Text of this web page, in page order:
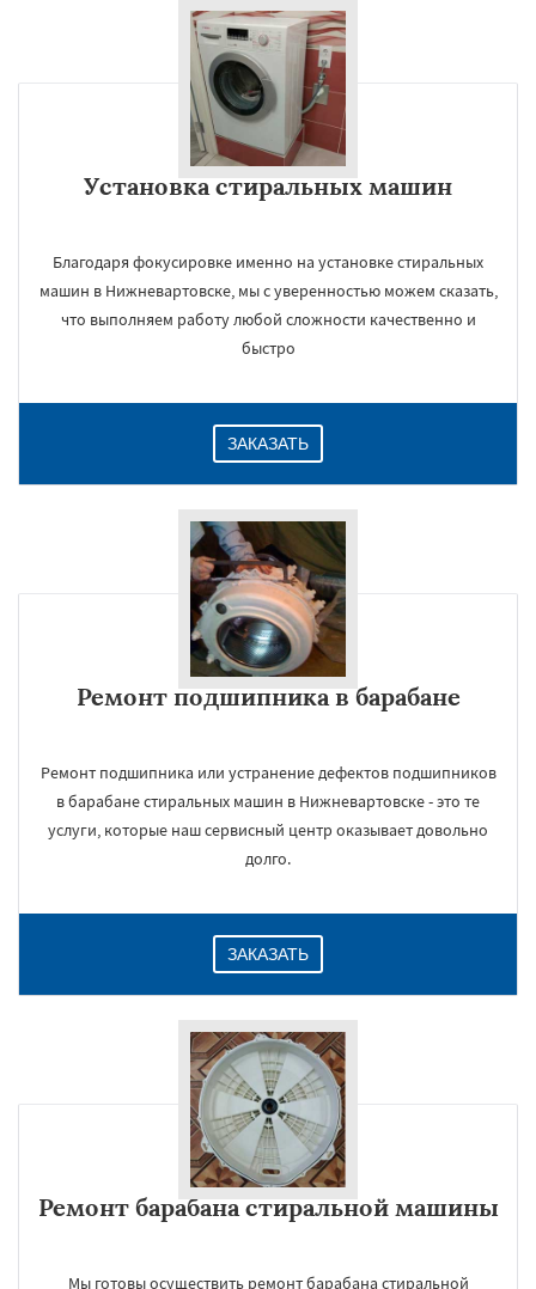
Установка стиральных машин
Благодаря фокусировке именно на установке стиральных
машин в Нижневартовске, мы с уверенностью можем сказать,
что выполняем работу любой сложности качественно и
быстро
ЗАКАЗАТЬ
Ремонт подшипника в барабане
Ремонт подшипника или устранение дефектов подшипников
в барабане стиральных машин в Нижневартовске - это те
услуги, которые наш сервисный центр оказывает довольно
долго.
ЗАКАЗАТЬ
Ремонт барабана стиральной машины
Мы готовы осуществить ремонт барабана стиральной